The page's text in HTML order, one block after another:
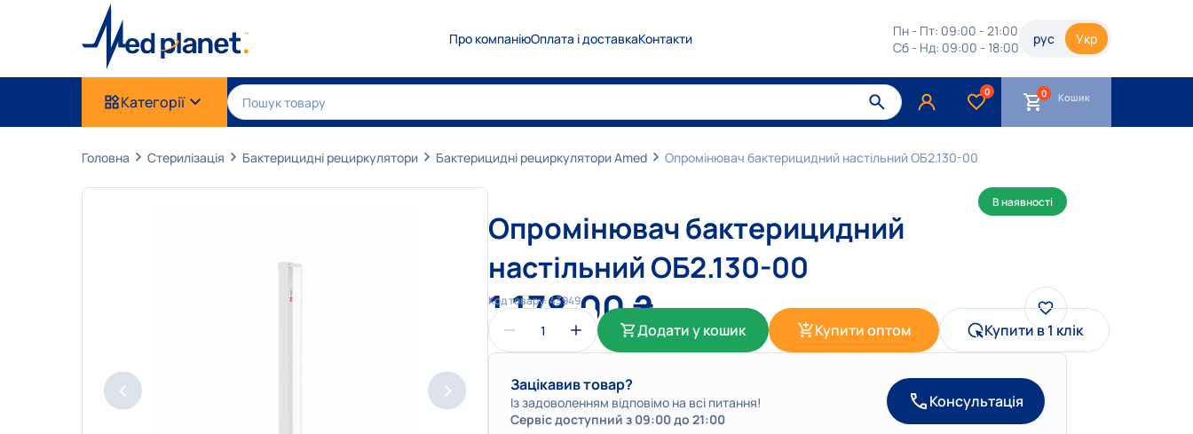
Про компаніюОплата і доставкаКонтакти
067 Показати номер
info@medplanet.com.ua
Пн - Пт: 09:00 - 21:00
Сб - Нд: 09:00 - 18:00
рус Укр
Категорії
0 Кошик
Головна Стерилізація Бактерицидні рециркулятори Бактерицидні рециркулятори Amed Опромінювач бактерицидний настільний ОБ2.130-00
В наявності
Опромінювач бактерицидний
настільний ОБ2.130-00
1 178,00₴
Код товару:43949
Додати у кошик Купити оптом Купити в 1 клік
Зацікавив товар?
Із задоволенням відповімо на всі питання!
Сервіс доступний з 09:00 до 21:00
Консультація